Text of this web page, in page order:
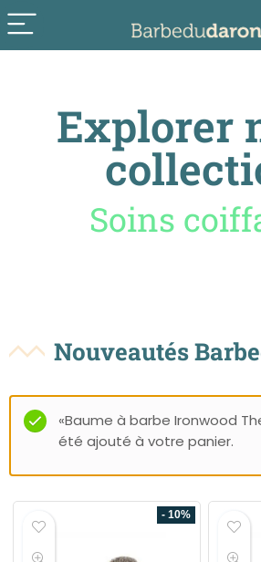
Explorer
Nouveautés
«Baume à barbe Ironwood
été ajouté à votre panier.
- 10%